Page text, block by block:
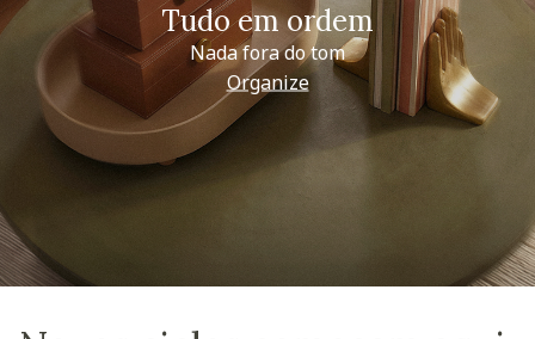
Tudo em ordem
Nada fora do tom
Organize